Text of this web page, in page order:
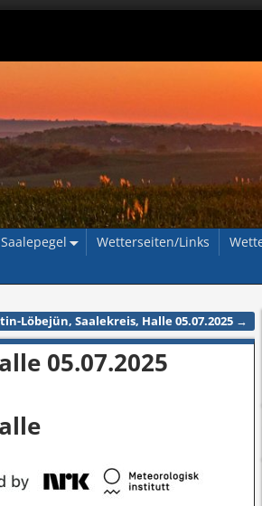
Saalepegel Wetterseiten/Links
Löbejün, Saalekreis, Halle 05.07.2025 →
05.07.2025